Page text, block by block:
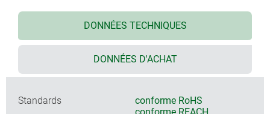
DONNÉES TECHNIQUES
DONNÉES D'ACHAT
Standards
conforme RoHS